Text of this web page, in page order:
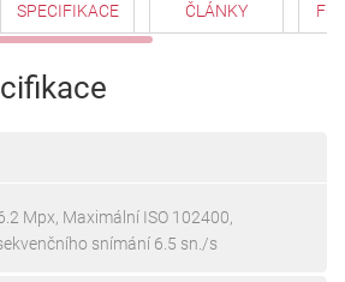
SPECIFIKACE ČLÁNKY
Mpx, Maximální ISO 102400,
snímání 6.5 sn./s